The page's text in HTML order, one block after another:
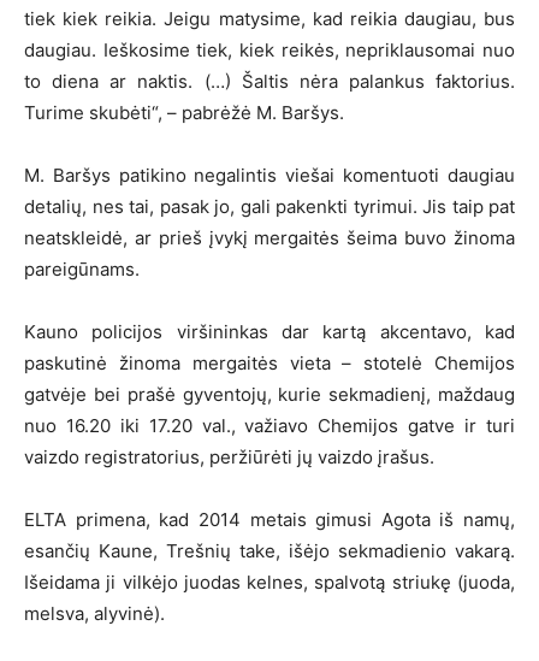
tiek kiek reikia. Jeigu matysime, kad reikia daugiau, bus
daugiau. Ieškosime tiek, kiek reikės, nepriklausomai nuo
to diena ar naktis. (…) Šaltis nėra palankus faktorius.
Turime skubėti“, – pabrėžė M. Baršys.
M. Baršys patikino negalintis viešai komentuoti daugiau
detalių, nes tai, pasak jo, gali pakenkti tyrimui. Jis taip pat
neatskleidė, ar prieš įvykį mergaitės šeima buvo žinoma
pareigūnams.
Kauno policijos viršininkas dar kartą akcentavo, kad
paskutinė žinoma mergaitės vieta – stotelė Chemijos
gatvėje bei prašė gyventojų, kurie sekmadienį, maždaug
nuo 16.20 iki 17.20 val., važiavo Chemijos gatve ir turi
vaizdo registratorius, peržiūrėti jų vaizdo įrašus.
ELTA primena, kad 2014 metais gimusi Agota iš namų,
esančių Kaune, Trešnių take, išėjo sekmadienio vakarą.
Išeidama ji vilkėjo juodas kelnes, spalvotą striukę (juoda,
melsva, alyvinė).